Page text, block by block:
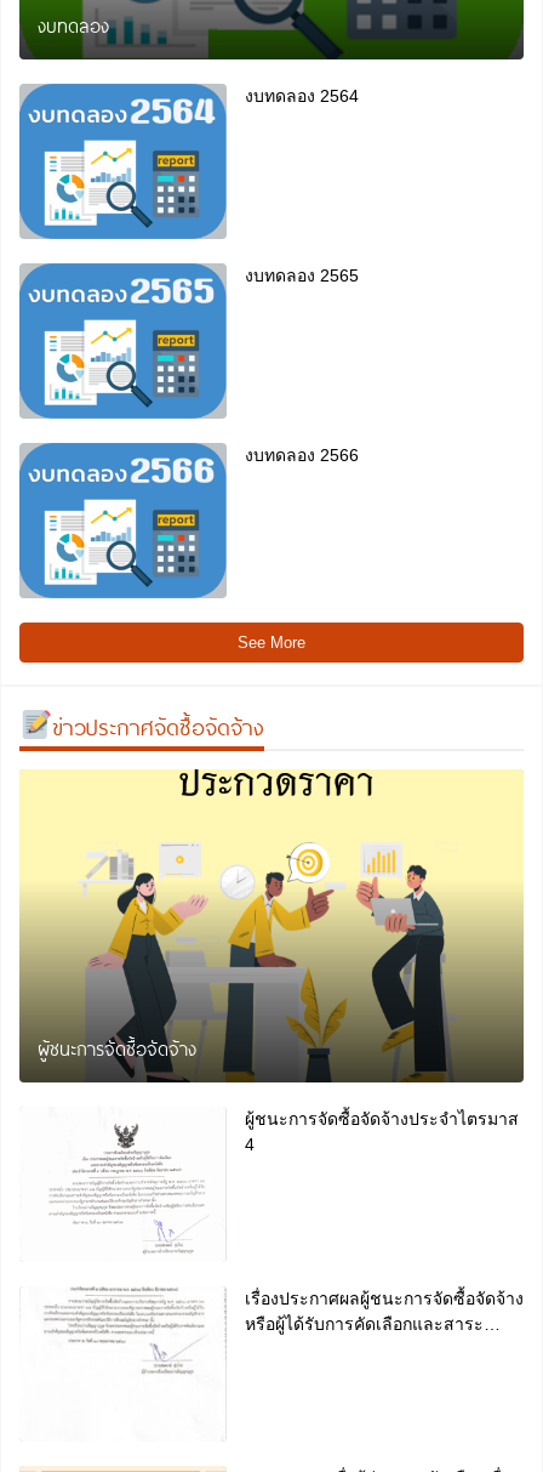
งบทดลอง
งบทดลอง 2564
งบทดลอง 2565
งบทดลอง 2566
See More
ข่าวประกาศจัดซื้อจัดจ้าง
ผู้ชนะการจัดซื้อจัดจ้าง
ผู้ชนะการจัดซื้อจัดจ้างประจำไตรมาส
4
เรื่องประกาศผลผู้ชนะการจัดซื้อจัดจ้าง
หรือผู้ได้รับการคัดเลือกและสาระ